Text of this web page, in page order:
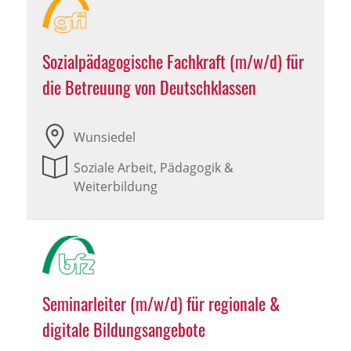
Sozialpädagogische Fachkraft (m/w/d) für
die Betreuung von Deutschklassen
Wunsiedel
Soziale Arbeit, Pädagogik &
Weiterbildung
Seminarleiter (m/w/d) für regionale &
digitale Bildungsangebote